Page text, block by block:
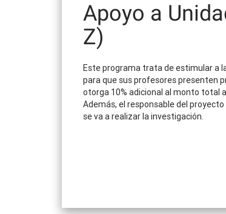
Apoyo a
Z)
Este programa trata de estimular a
para que sus profesores presenten
otorga 10% adicional al monto total
Además, el responsable del
se va a realizar la investigación.